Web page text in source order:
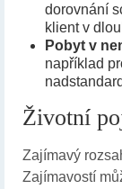
dorovnání
klient v
Pobyt v
například
Životní
Zajímavý
Zajímavostí